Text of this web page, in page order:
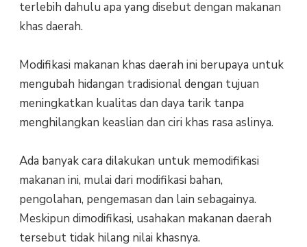
terlebih dahulu apa yang disebut dengan makanan
khas daerah.
Modifikasi makanan khas daerah ini berupaya untuk
mengubah hidangan tradisional dengan tujuan
meningkatkan kualitas dan daya tarik tanpa
menghilangkan keaslian dan ciri khas rasa aslinya.
Ada banyak cara dilakukan untuk memodifikasi
makanan ini, mulai dari modifikasi bahan,
pengolahan, pengemasan dan lain sebagainya.
Meskipun dimodifikasi, usahakan makanan daerah
tersebut tidak hilang nilai khasnya.